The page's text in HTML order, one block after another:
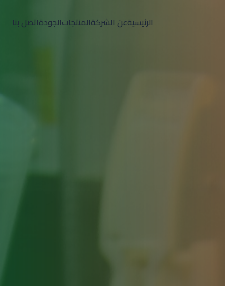
الرئيسيةعن الشركةالمنتجاتالجودةاتصل بنا